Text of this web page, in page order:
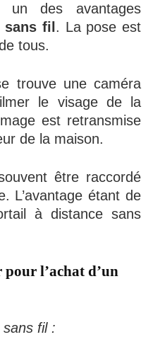
un des avantages
fil . La pose est
tous.
trouve une caméra
le visage de la
est retransmise
de la maison.
être raccordé
L’avantage étant de
à distance sans
pour l’achat d’un
fil :